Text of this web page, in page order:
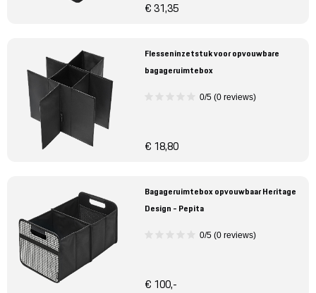
€ 31,35
Flesseninzetstuk voor opvouwbare
bagageruimtebox
0/5 (0 reviews)
€ 18,80
Bagageruimtebox opvouwbaar Heritage
Design - Pepita
0/5 (0 reviews)
€ 100,-